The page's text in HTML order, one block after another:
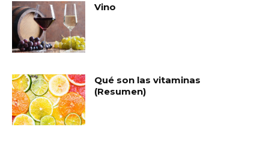
Vino
Qué son las vitaminas
(Resumen)